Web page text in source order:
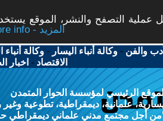
عملية التصفح والنشر، الموقع
More info - المزيد
والفن -وكالة أنباء اليسار -وكالة أنباء
الاقتصاد - اخبار
الرئيسي لمؤسسة الحوار المتمدن
علمانية، ديمقراطية، تطوعية وغير
أجل مجتمع مدني علماني ديمقراطي